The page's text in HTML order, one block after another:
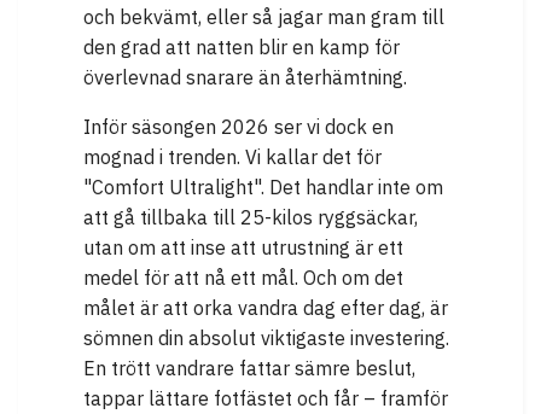
och bekvämt, eller så jagar man gram till
den grad att natten blir en kamp för
överlevnad snarare än återhämtning.
Inför säsongen 2026 ser vi dock en
mognad i trenden. Vi kallar det för
"Comfort Ultralight". Det handlar inte om
att gå tillbaka till 25-kilos ryggsäckar,
utan om att inse att utrustning är ett
medel för att nå ett mål. Och om det
målet är att orka vandra dag efter dag, är
sömnen din absolut viktigaste investering.
En trött vandrare fattar sämre beslut,
tappar lättare fotfästet och får – framför